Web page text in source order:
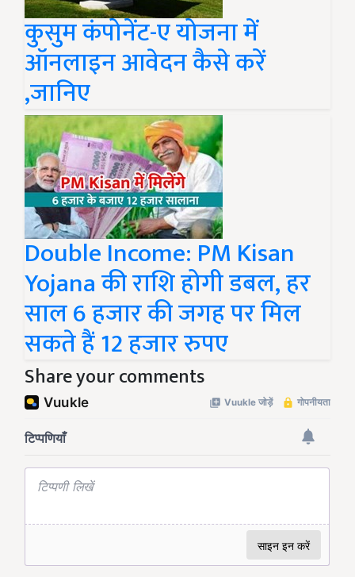
कुसुम कंपोनेंट-ए योजना में
ऑनलाइन आवेदन कैसे करें
,जानिए
Double Income: PM Kisan
Yojana की राशि होगी डबल, हर
साल 6 हजार की जगह पर मिल
सकते हैं 12 हजार रुपए
Share your comments